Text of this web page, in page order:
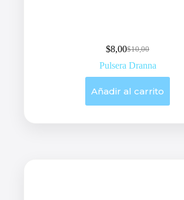
$10,00
Original
price
was:
$8,00Current
price
is:
Pulsera Dranna
Añadir al carrito